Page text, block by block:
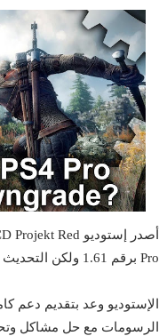
Pro برقم 1.61 ولكن التحديث جلب معه بعض المشاكل الجديدة.
الرسومات مع حل مشاكل